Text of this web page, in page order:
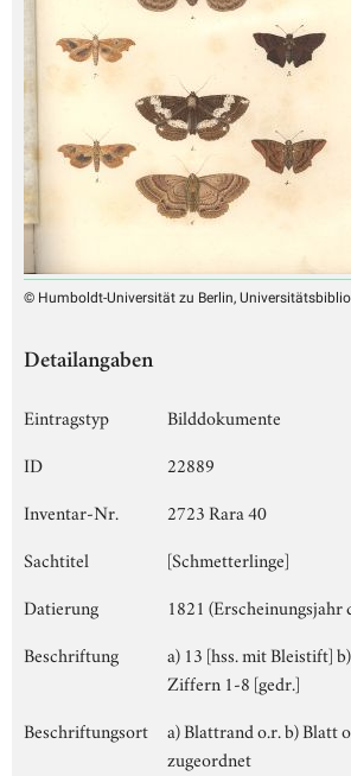
© Humboldt-Universität zu Berlin,
Detailangaben
Eintragstyp
Bilddokumente
ID
22889
Inventar-Nr.
2723 Rara 40
Sachtitel
[Schmetterlinge]
Datierung
1821 (Erscheinungsjahr
Beschriftung
a) 13 [hss. mit Bleistift]
Ziffern 1-8 [gedr.]
Beschriftungsort
a) Blattrand o.r. b) Blatt
zugeordnet